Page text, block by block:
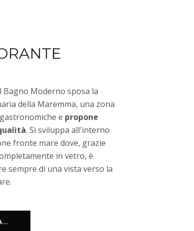
Moderno sposa la
della Maremma, una zona
e propone
. Si sviluppa all'interno
fronte mare dove, grazie
in vetro, è
sempre di una vista verso la